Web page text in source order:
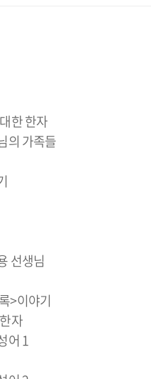
한 한자
의 가족들
선생님
>이야기
자
어 1